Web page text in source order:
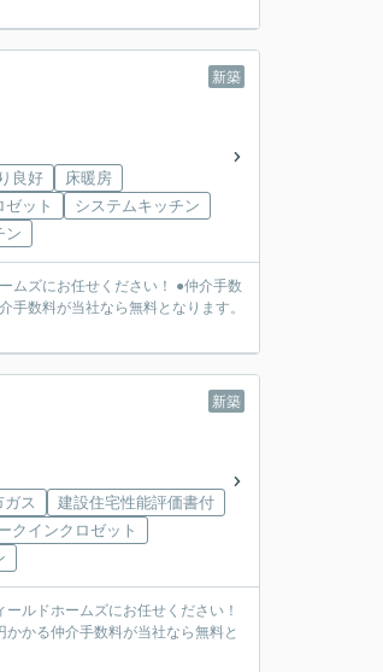
新築
良好
床暖房
ゼット
システムキッチン
ン
任せください！ ●仲介手数
数料が当社なら無料となります。
新築
ガス
建設住宅性能評価書付
クインクロゼット
ルドホームズにお任せください！
かる仲介手数料が当社なら無料と